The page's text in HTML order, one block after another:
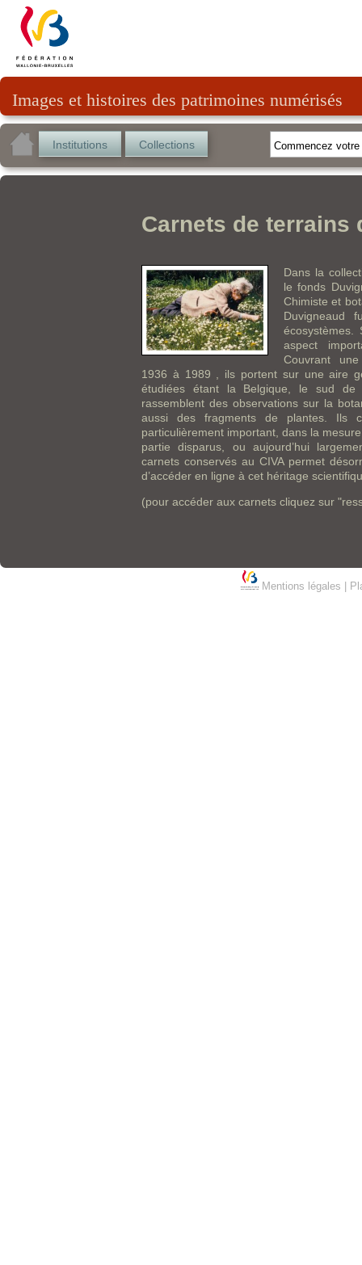
Images et histoires des patrimoines numérisés
Institutions Collections
Carnets de terrains
Dans la
le fonds
Chimiste et
Duvigneaud
écosystèmes.
aspect
Couvrant
1936 à 1989 , ils portent sur une aire
étudiées étant la Belgique, le sud
rassemblent des observations sur la
aussi des fragments de plantes. Ils
particulièrement important, dans la
partie disparus, ou aujourd’hui
carnets conservés au CIVA permet
d’accéder en ligne à cet héritage
(pour accéder aux carnets cliquez sur
Mentions légales